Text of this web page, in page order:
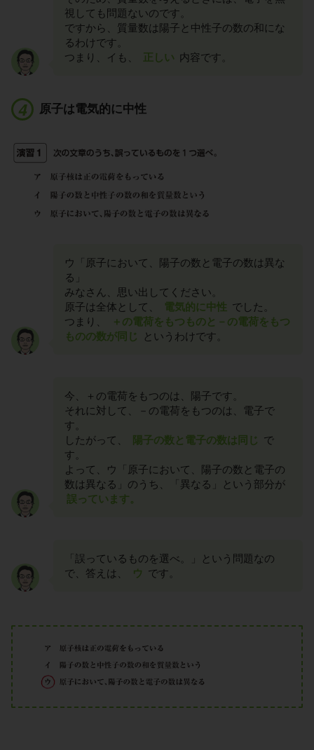
視しても問題ないのです。
ですから、質量数は陽子と中性子の数の和にな
るわけです。
つまり、イも、
正しい 内容です。
原子は電気的に中性
ウ「原子において、陽子の数と電子の数は異な
る」
みなさん、思い出してください。
原子は全体として、
電気的に中性 でした。
つまり、
＋の電荷をもつものと－の電荷をもつ
ものの数が同じ
というわけです。
今、＋の電荷をもつのは、陽子です。
それに対して、－の電荷をもつのは、電子で
す。
したがって、
陽子の数と電子の数は同じ で
す。
よって、ウ「原子において、陽子の数と電子の
数は異なる」のうち、「異なる」という部分が
誤っています。
「誤っているものを選べ。」という問題なの
で、答えは、
ウ です。